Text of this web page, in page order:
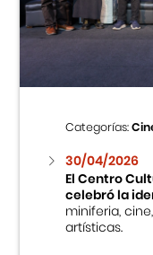
Museo de la
Fondo Editorial
Teatro
Categorías:
30/04/2026
El Centro
celebró la
miniferia,
artísticas.